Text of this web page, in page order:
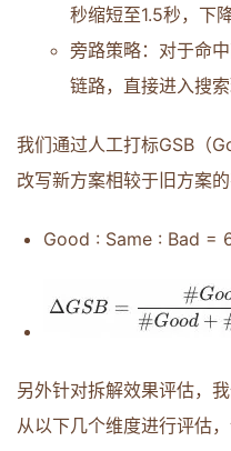
秒缩短至1.5秒，下
旁路策略：对于命
链路，直接进入搜
我们通过人工打标GSB（
改写新方案相较于旧方案
Good : Same : Bad =
另外针对拆解效果评估，
从以下几个维度进行评估